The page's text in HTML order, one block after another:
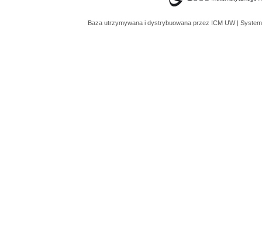
Baza utrzymywana i dystrybuowana przez ICM UW |